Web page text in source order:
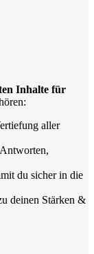
Inhalte für
aller
du sicher in die
deinen Stärken &